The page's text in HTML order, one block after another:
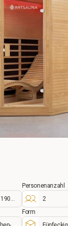
Personenanzahl
2
Form